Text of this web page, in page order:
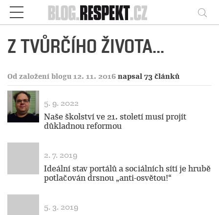
Respekt
Z TVŮRČÍHO ŽIVOTA...
Od založení blogu 12. 11. 2016 napsal 73 článků
5. 9. 2022
Naše školství ve 21. století musí projít
důkladnou reformou
2. 7. 2019
Ideální stav portálů a sociálních sítí je hrubě
potlačován drsnou „anti-osvětou!“
5. 3. 2019